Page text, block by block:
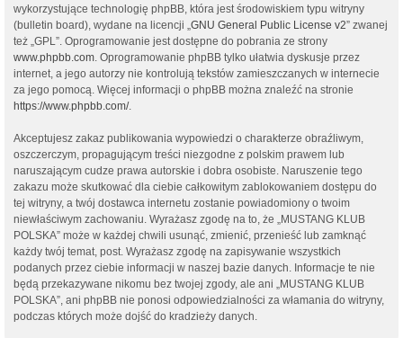
wykorzystujące technologię phpBB, która jest środowiskiem typu witryny
(bulletin board), wydane na licencji „GNU General Public License v2” zwanej
też „GPL”. Oprogramowanie jest dostępne do pobrania ze strony
www.phpbb.com. Oprogramowanie phpBB tylko ułatwia dyskusje przez
internet, a jego autorzy nie kontrolują tekstów zamieszczanych w internecie
za jego pomocą. Więcej informacji o phpBB można znaleźć na stronie
https://www.phpbb.com/.
Akceptujesz zakaz publikowania wypowiedzi o charakterze obraźliwym,
oszczerczym, propagującym treści niezgodne z polskim prawem lub
naruszającym cudze prawa autorskie i dobra osobiste. Naruszenie tego
zakazu może skutkować dla ciebie całkowitym zablokowaniem dostępu do
tej witryny, a twój dostawca internetu zostanie powiadomiony o twoim
niewłaściwym zachowaniu. Wyrażasz zgodę na to, że „MUSTANG KLUB
POLSKA” może w każdej chwili usunąć, zmienić, przenieść lub zamknąć
każdy twój temat, post. Wyrażasz zgodę na zapisywanie wszystkich
podanych przez ciebie informacji w naszej bazie danych. Informacje te nie
będą przekazywane nikomu bez twojej zgody, ale ani „MUSTANG KLUB
POLSKA”, ani phpBB nie ponosi odpowiedzialności za włamania do witryny,
podczas których może dojść do kradzieży danych.